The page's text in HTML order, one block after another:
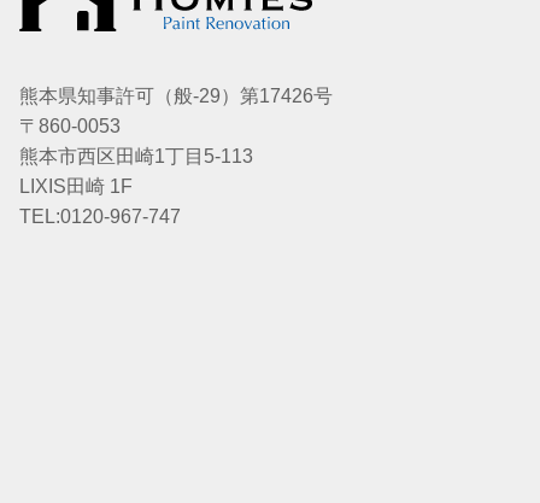
熊本県知事許可（般-29）第17426号
〒860-0053
熊本市西区田崎1丁目5-113
LIXIS田崎 1F
TEL:0120-967-747